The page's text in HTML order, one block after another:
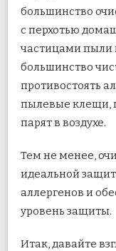
большинство
с перхотью
частицами пыли
большинство
противостоять
пылевые клещи,
парят в воздухе.
Тем не менее,
идеальной
аллергенов и
уровень защиты.
Итак, давайте